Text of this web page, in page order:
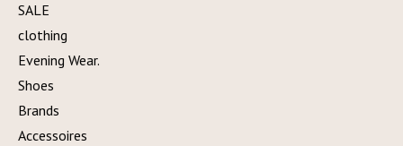
SALE
clothing
Evening Wear.
Shoes
Brands
Accessoires